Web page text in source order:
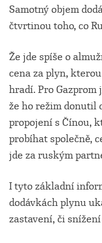
Samotný objem
čtvrtinou toho, co
Že jde spíše o
cena za plyn,
hradí. Pro
že ho režim donutil
propojení s Čínou,
probíhat společně,
jde za ruským
I tyto základní
dodávkách plynu
zastavení, či